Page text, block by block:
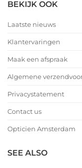
BEKIJK OOK
Laatste nieuws
Klantervaringen
Maak een afspraak
Algemene
Privacystatement
Contact us
Opticien Amsterdam
SEE ALSO